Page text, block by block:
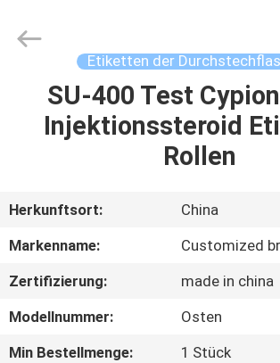
HAUS
ÜBER
UNS
FABRIK-
AUSFLUG
Etiketten der
SU-400 Test
Injektionssteroid
Rollen
Herkunftsort:
China
Markenname:
Customized
Zertifizierung:
made in china
Modellnummer:
Osten
Min Bestellmenge:
1 Stück